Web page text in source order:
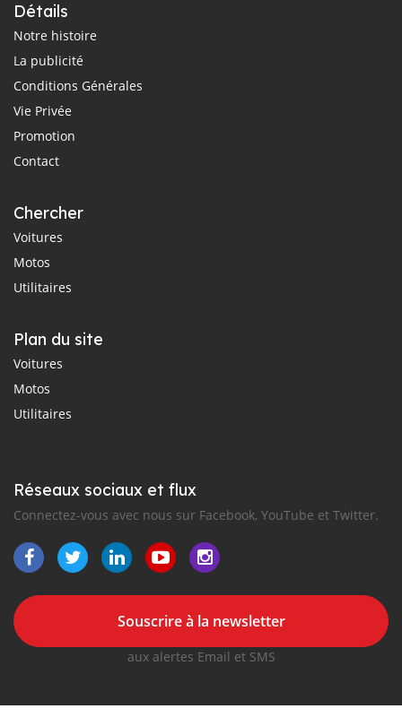
Détails
Notre histoire
La publicité
Conditions Générales
Vie Privée
Promotion
Contact
Chercher
Voitures
Motos
Utilitaires
Plan du site
Voitures
Motos
Utilitaires
Réseaux sociaux et flux
Connectez-vous avec nous sur Facebook, YouTube et Twitter.
Souscrire à la newsletter
aux alertes Email et SMS